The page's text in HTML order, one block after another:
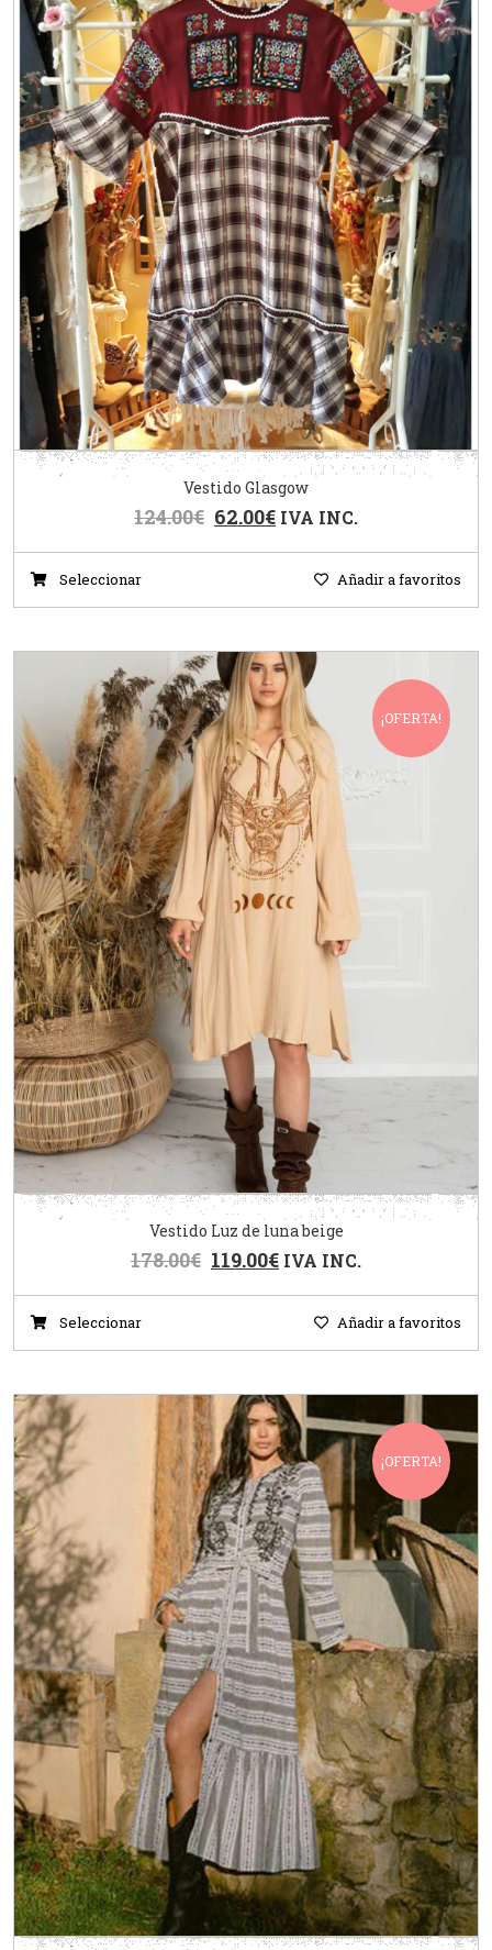
Vestido Glasgow
124.00€ 62.00€ IVA INC.
Seleccionar Añadir a favoritos
¡OFERTA!
Vestido Luz de luna beige
178.00€ 119.00€ IVA INC.
Seleccionar Añadir a favoritos
¡OFERTA!